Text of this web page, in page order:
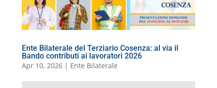
Ente Bilaterale del Terziario Cosenza: al via il
Bando contributi ai lavoratori 2026
Apr 10, 2026| Ente Bilaterale